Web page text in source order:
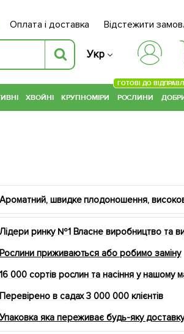
Оплата і доставка Відстежити
Укр
ХВОЙНІ КРУПНОМІРИ РОСЛИНИ
ГОТОВІ ДО
Ароматний, швидке плодоношення,
Лідери ринку №1 Власне виробництво та
Рослини приживаються або робимо заміну
16 000 сортів рослин та насіння у нашому
Перевірено в садах 3 000 000 клієнтів
Упаковка яка переживає будь-яку